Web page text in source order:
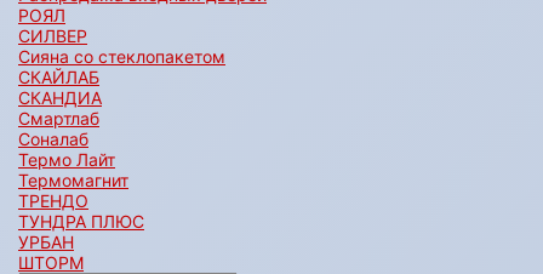
РОЯЛ
СИЛВЕР
Сияна со стеклопакетом
СКАЙЛАБ
СКАНДИA
Смартлаб
Соналаб
Термо Лайт
Термомагнит
ТРЕНДО
ТУНДРА ПЛЮС
УРБАН
ШТОРМ